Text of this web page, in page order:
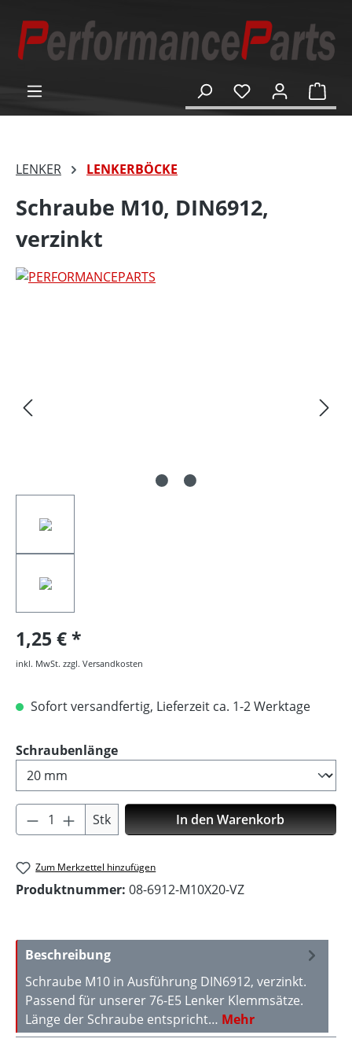
springen
LENKER LENKERBÖCKE
Schraube M10, DIN6912,
verzinkt
1,25 €
inkl. MwSt. zzgl. Versandkosten
Sofort versandfertig, Lieferzeit ca. 1-2 Werktage
Schraubenlängeauswählen
Produkt Anzahl: Gib den gewünschten
Stk In den Warenkorb
Zum Merkzettel hinzufügen
Produktnummer: 08-6912-M10X20-VZ
Beschreibung
Schraube M10 in Ausführung DIN6912, verzinkt.
Passend für unserer 76-E5 Lenker Klemmsätze.
Länge der Schraube entspricht… Mehr